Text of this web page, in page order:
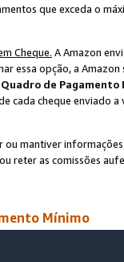
que exceda o
Cheque. A Amazon
essa opção, a
Quadro de Pagamento
cada cheque enviado a
ou mantiver
reter as comissões
Mínimo